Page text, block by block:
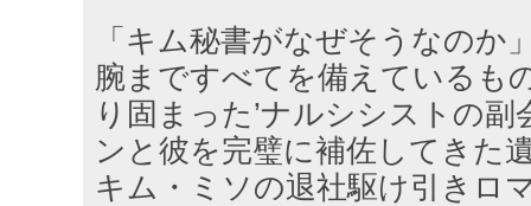
「キム秘書がなぜそうなのか
腕まですべてを備えているも
り固まった’ナルシシストの
ンと彼を完璧に補佐してきた
キム・ミソの退社駆け引きロ